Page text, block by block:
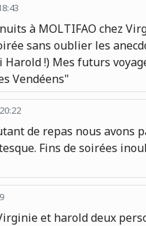
à MOLTIFAO chez
sans oublier les
!) Mes futurs
Vendéens"
de repas nous avons
Fins de soirées
et harold deux